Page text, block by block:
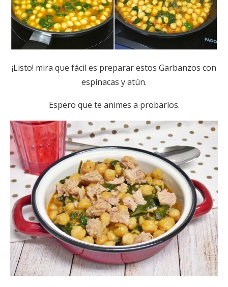
¡Listo! mira que fácil es preparar estos Garbanzos con
espinacas y atún.
Espero que te animes a probarlos.